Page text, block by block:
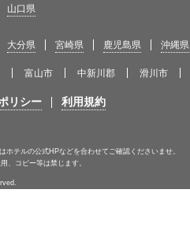
山口県
大分県 宮崎県 鹿児島県 沖縄県
富山市 中新川郡 滑川市
リシー 利用規約
テルの公式HPなどを合わせてご確認くださいませ。
、コピー等は禁じます。